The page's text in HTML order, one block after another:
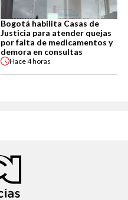
Bogotá habilita Casas de
Justicia para atender quejas
por falta de medicamentos y
demora en consultas
Hace4 horas